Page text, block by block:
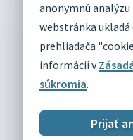
anonymnú
webstránka ukladá
prehliadača
informácií v
súkromia.
Prijať
Technický
Správca obsahu:Obec
Posledná aktualizácia:
Mapa
Zásady ochrany